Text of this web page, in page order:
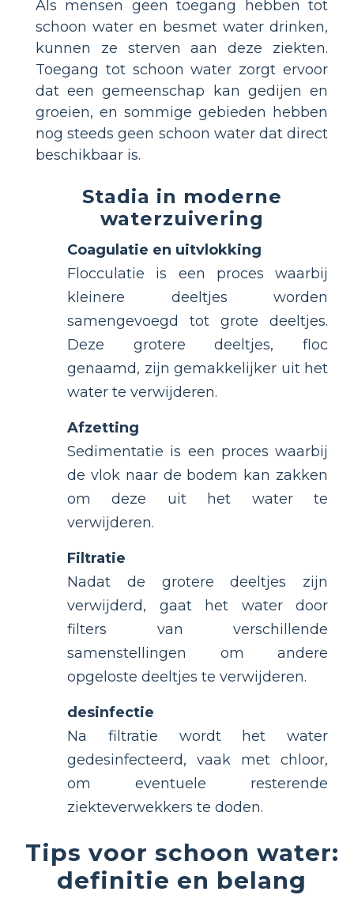
Als mensen geen toegang hebben tot
schoon water en besmet water drinken,
kunnen ze sterven aan deze ziekten.
Toegang tot schoon water zorgt ervoor
dat een gemeenschap kan gedijen en
groeien, en sommige gebieden hebben
nog steeds geen schoon water dat direct
beschikbaar is.
Stadia in moderne
waterzuivering
Coagulatie en uitvlokking
Flocculatie is een proces waarbij
kleinere deeltjes worden
samengevoegd tot grote deeltjes.
Deze grotere deeltjes, floc
genaamd, zijn gemakkelijker uit het
water te verwijderen.
Afzetting
Sedimentatie is een proces waarbij
de vlok naar de bodem kan zakken
om deze uit het water te
verwijderen.
Filtratie
Nadat de grotere deeltjes zijn
verwijderd, gaat het water door
filters van verschillende
samenstellingen om andere
opgeloste deeltjes te verwijderen.
desinfectie
Na filtratie wordt het water
gedesinfecteerd, vaak met chloor,
om eventuele resterende
ziekteverwekkers te doden.
Tips voor schoon water:
definitie en belang